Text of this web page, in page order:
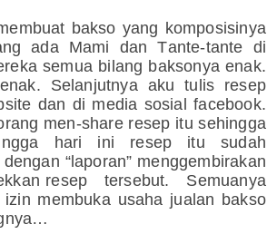
bakso yang komposisinya
ada Mami dan Tante-tante di
semua bilang baksonya enak.
Selanjutnya aku tulis resep
dan di media sosial facebook.
men-share resep itu sehingga
hari ini resep itu sudah
“laporan” menggembirakan
resep tersebut. Semuanya
membuka usaha jualan bakso